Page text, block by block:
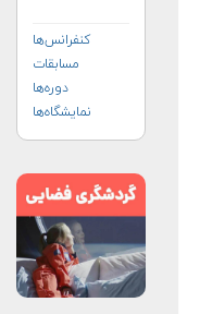
کنفرانس‌ها
مسابقات
دوره‌ها
نمایشگاه‌ها